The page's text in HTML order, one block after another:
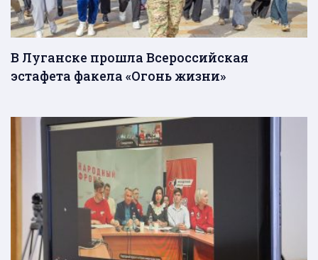
В Луганске прошла Всероссийская
эстафета факела «Огонь жизни»